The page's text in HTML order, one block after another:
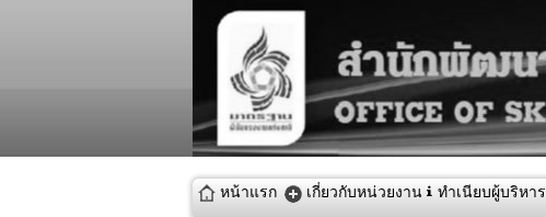
หน้าแรก เกี่ยวกับหน่วยงาน ทำเนียบผู้บริหาร